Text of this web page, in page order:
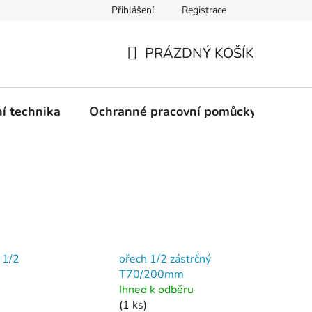
Přihlášení Registrace
KOŠÍK
PRÁZDNÝ KOŠÍK
technika Ochranné pracovní pomůcky
1/2
ořech 1/2 zástrčný
T70/200mm
Ihned k odběru
(1 ks)